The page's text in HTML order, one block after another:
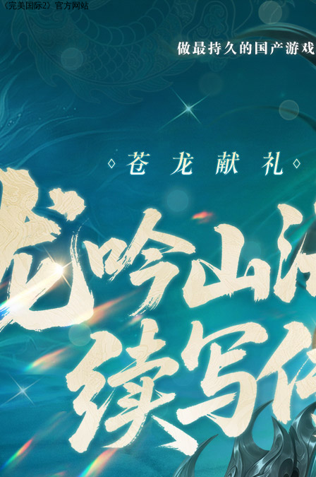
《完美国际2》官方网站